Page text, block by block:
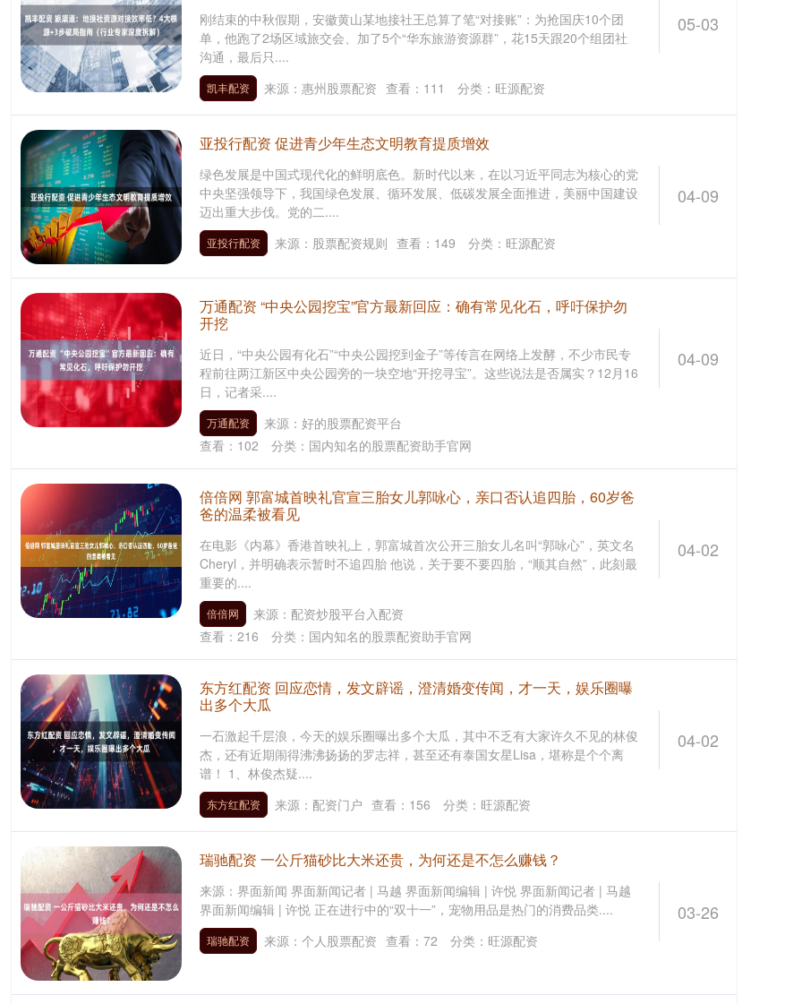
05-03
刚结束的中秋假期，安徽黄山某地接社王总算了笔“对接账”：为抢国庆10个团
单，他跑了2场区域旅交会、加了5个“华东旅游资源群”，花15天跟20个组团社
沟通，最后只....
凯丰配资 来源：惠州股票配资 查看： 111 分类： 旺源配资
04-09
亚投行配资 促进青少年生态文明教育提质增效
绿色发展是中国式现代化的鲜明底色。新时代以来，在以习近平同志为核心的党
中央坚强领导下，我国绿色发展、循环发展、低碳发展全面推进，美丽中国建设
迈出重大步伐。党的二....
亚投行配资 来源：股票配资规则 查看： 149 分类： 旺源配资
04-09
万通配资 “中央公园挖宝”官方最新回应：确有常见化石，呼吁保护勿
开挖
近日，“中央公园有化石”“中央公园挖到金子”等传言在网络上发酵，不少市民专
程前往两江新区中央公园旁的一块空地“开挖寻宝”。这些说法是否属实？12月16
日，记者采....
万通配资
来源：好的股票配资平台
查看： 102 分类： 国内知名的股票配资助手官网
04-02
倍倍网 郭富城首映礼官宣三胎女儿郭咏心，亲口否认追四胎，60岁爸
爸的温柔被看见
在电影《内幕》香港首映礼上，郭富城首次公开三胎女儿名叫“郭咏心”，英文名
Cheryl，并明确表示暂时不追四胎 他说，关于要不要四胎，“顺其自然”，此刻最
重要的....
倍倍网
来源：配资炒股平台入配资
查看： 216 分类： 国内知名的股票配资助手官网
04-02
东方红配资 回应恋情，发文辟谣，澄清婚变传闻，才一天，娱乐圈曝
出多个大瓜
一石激起千层浪，今天的娱乐圈曝出多个大瓜，其中不乏有大家许久不见的林俊
杰，还有近期闹得沸沸扬扬的罗志祥，甚至还有泰国女星Lisa，堪称是个个离
谱！ 1、林俊杰疑....
东方红配资 来源：配资门户 查看： 156 分类： 旺源配资
03-26
瑞驰配资 一公斤猫砂比大米还贵，为何还是不怎么赚钱？
来源：界面新闻 界面新闻记者 | 马越 界面新闻编辑 | 许悦 界面新闻记者 | 马越
界面新闻编辑 | 许悦 正在进行中的“双十一”，宠物用品是热门的消费品类....
瑞驰配资 来源：个人股票配资 查看： 72 分类： 旺源配资